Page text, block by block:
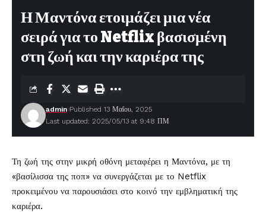
Η Μαντόνα ετοιμάζει μια νέα
σειρά για το Netflix βασισμένη
στη ζωή και την καριέρα της
Last updated: 2025/05/13 at 9:48 ΠΜ
admin Published 13 Μαΐου, 2025
Τη ζωή της στην μικρή οθόνη μεταφέρει η Μαντόνα, με τη
«βασίλισσα της ποπ» να συνεργάζεται με το Netflix
προκειμένου να παρουσιάσει στο κοινό την εμβληματική της
καριέρα.